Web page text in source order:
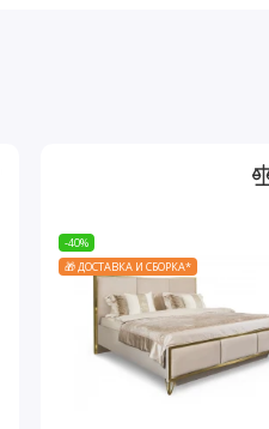
-40%
🎁 ДОСТАВКА И СБОРКА*